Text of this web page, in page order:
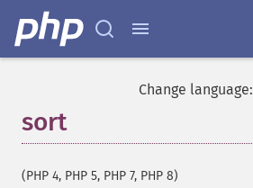
Change language:
sort
(PHP 4, PHP 5, PHP 7, PHP 8)